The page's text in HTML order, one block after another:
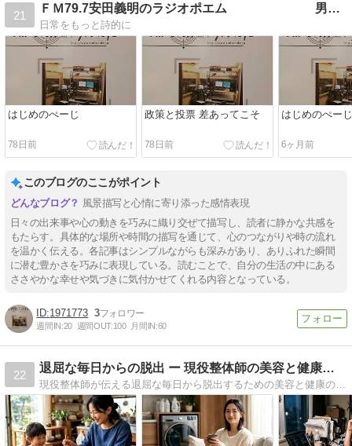
21
ＦＭ79.7安田義明のラジオポエム 男のつぶやき
日常をもっと詩的に
はじめのぺーじ
78日前
政策と投票 差あってこそ
78日前
はじめのぺーじ
6ヶ月前
このブログのここがポイント
風景描写と心情に寄り添った感情表現
日々の出来事や心の動きを巧みに織り交ぜて描写し、読者に静かな共感を
もたらす。具体的な場所や時間の描写を通じて、心のつながりや時の流れ
を温かく伝える。各記事はシンプルながらも深みがあり、ありふれた瞬間
に潜む豊かさを巧みに表現している。読むことで、自分の生活の中にある
ささやかな幸せや気づきに気付かせてくれる内容となっている。
1971773 3
週間IN:20 週間OUT:100 月間IN:60
22
退屈な毎日からの脱出 ー 現役整体師の美容と健康の知恵
現役整体師が伝える退屈な毎日から脱出するための美容と健康の知恵。気づき、体験、話題を掲載！